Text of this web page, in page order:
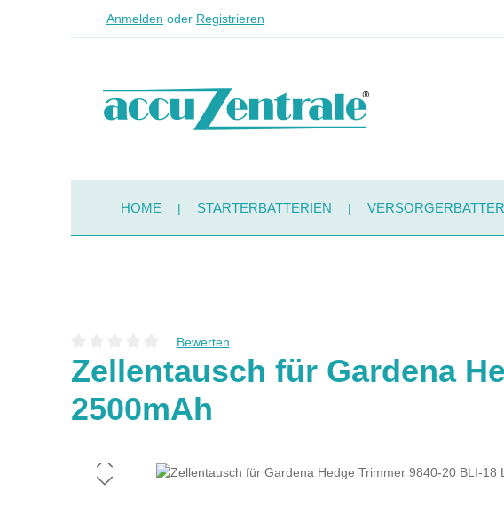
Zum Hauptinhalt springen
Zur Suche springen
Zur Hauptnavigation springen
Anmelden oder Registrieren
HOME STARTERBATTERIEN
Durchschnittliche Bewertung von 0 von 5 Sternen
Bewerten
Zellentausch für Gardena
2500mAh
Bildergalerie überspringen